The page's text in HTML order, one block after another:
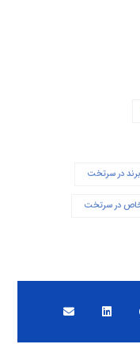
در سرتخت
در سرتخت